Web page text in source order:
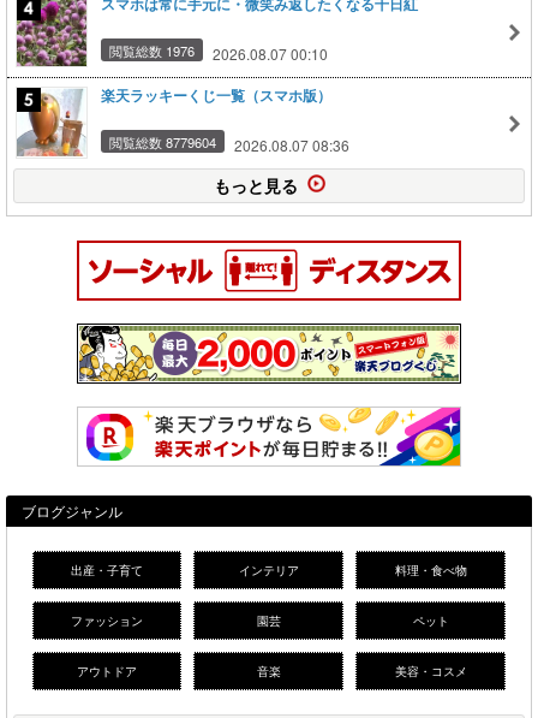
スマホは常に手元に・微笑み返したくなる千日紅
閲覧総数 1976 2026.08.07 00:10
楽天ラッキーくじ一覧（スマホ版）
閲覧総数 8779604 2026.08.07 08:36
もっと見る
ブログジャンル
出産・子育て インテリア 料理・食べ物
ファッション 園芸 ペット
アウトドア 音楽 美容・コスメ